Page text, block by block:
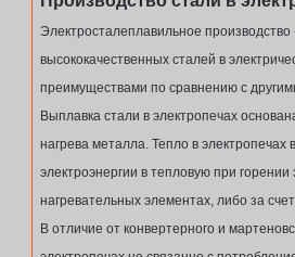
Электросталеплавильное
высококачественных сталей в
преимуществами по сравнению с
Выплавка стали в электропечах
нагрева металла. Тепло в
электроэнергии в тепловую при
нагревательных элементах, либо за
В отличие от конвертерного и